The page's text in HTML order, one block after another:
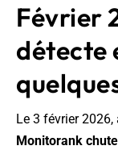
Février
détecte
Le 3 février
Monitorank